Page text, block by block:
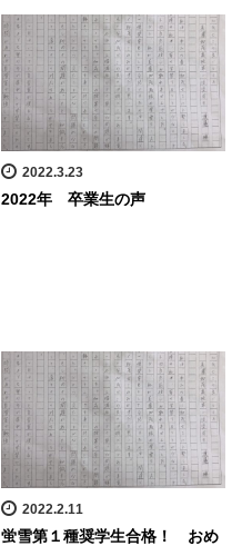
2022.3.23
2022年 卒業生の声
2022.2.11
蛍雪第１種奨学生合格！ おめ